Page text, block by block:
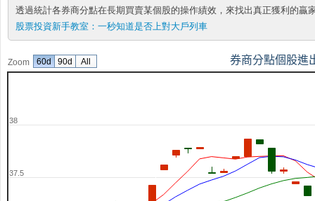
透過統計各券商分點在長期買賣某個股的操作績效，來找出真正獲利的
股票投資新手教室： 一秒知道是否上對大戶列車
Zoom 券商分點個股進
37.5
38
60d 90d All